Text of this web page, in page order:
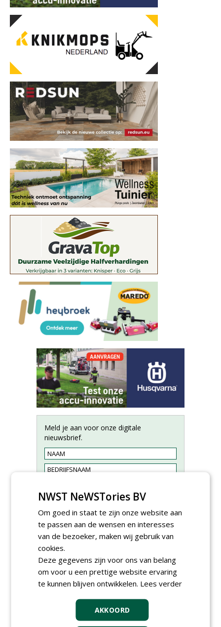
Meld je aan voor onze digitale
nieuwsbrief.
Allround
(fulltime) bij DSV zaden
Nederland B.V.
27-07-2026, Ven Zelderheide
NWST NeWSTories BV
Om goed in staat te zijn onze website aan
te passen aan de wensen en interesses
van de bezoeker, maken wij gebruik van
cookies.
Deze gegevens zijn voor ons van belang
om voor u een prettige website ervaring
te kunnen blijven ontwikkelen. Lees verder
AKKOORD